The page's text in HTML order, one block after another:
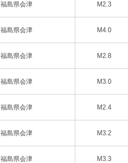
福島県会津 M2.3
福島県会津 M4.0
福島県会津 M2.8
福島県会津 M3.0
福島県会津 M2.4
福島県会津 M3.2
福島県会津 M3.3